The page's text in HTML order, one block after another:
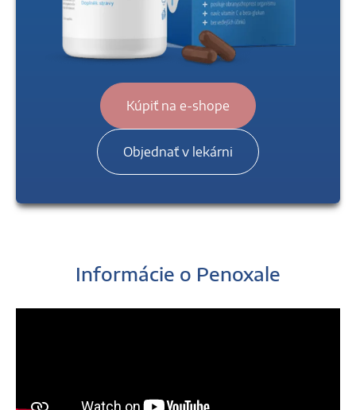
Kúpiť na e-shope
Objednať v lekárni
Informácie o Penoxale